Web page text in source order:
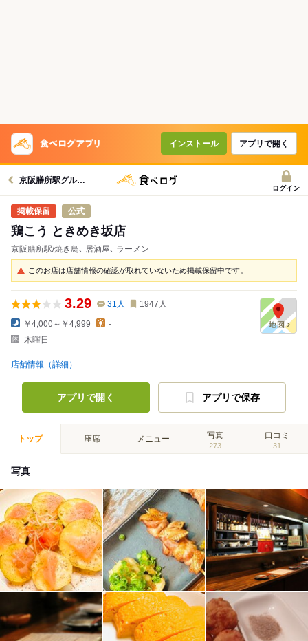
インストール アプリで開く
京阪膳所駅グルメへ
ログイン
公式
鶏こう ときめき坂店
京阪膳所駅/焼き鳥､ 居酒屋､ ラーメン
このお店は店舗情報の確認が取れていないため掲載保留中です。
3.29 31 人 1947 人
￥4,000～￥4,999
-
木曜日
店舗情報（詳細）
アプリで開く アプリで保存
トップ 座席 メニュー 写真
273
口コミ
31
写真